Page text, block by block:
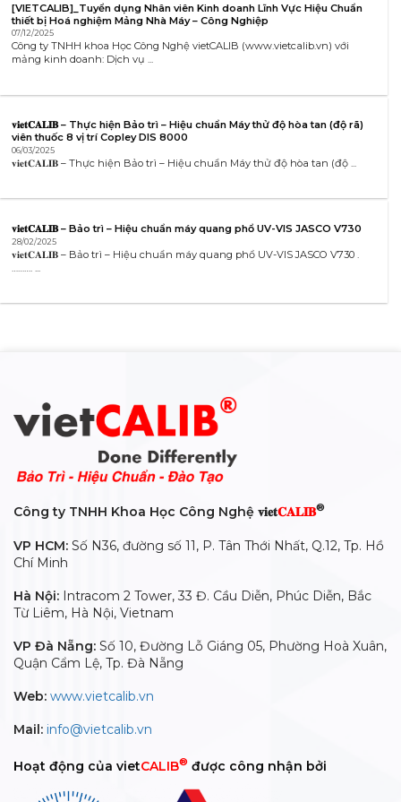
[VIETCALIB]_Tuyển dụng Nhân viên Kinh doanh Lĩnh Vực Hiệu Chuẩn
thiết bị Hoá nghiệm Mảng Nhà Máy – Công Nghiệp
07/12/2025
Công ty TNHH khoa Học Công Nghệ vietCALIB (www.vietcalib.vn) với
mảng kinh doanh: Dịch vụ ...
𝐯𝐢𝐞𝐭𝐂𝐀𝐋𝐈𝐁 – Thực hiện Bảo trì – Hiệu chuẩn Máy thử độ hòa tan (độ rã)
viên thuốc 8 vị trí Copley DIS 8000
06/03/2025
𝐯𝐢𝐞𝐭𝐂𝐀𝐋𝐈𝐁 – Thực hiện Bảo trì – Hiệu chuẩn Máy thử độ hòa tan (độ ...
𝐯𝐢𝐞𝐭𝐂𝐀𝐋𝐈𝐁 – Bảo trì – Hiệu chuẩn máy quang phổ UV-VIS JASCO V730
28/02/2025
𝐯𝐢𝐞𝐭𝐂𝐀𝐋𝐈𝐁 – Bảo trì – Hiệu chuẩn máy quang phổ UV-VIS JASCO V730 .
Công ty TNHH Khoa Học Công Nghệ 𝐯𝐢𝐞𝐭𝐂𝐀𝐋𝐈𝐁®
VP HCM: Số N36, đường số 11, P. Tân Thới Nhất, Q.12, Tp. Hồ
Chí Minh
Hà Nội: Intracom 2 Tower, 33 Đ. Cầu Diễn, Phúc Diễn, Bắc
Từ Liêm, Hà Nội, Vietnam
VP Đà Nẵng: Số 10, Đường Lỗ Giáng 05, Phường Hoà Xuân,
Quận Cẩm Lệ, Tp. Đà Nẵng
Web: www.vietcalib.vn
Mail: info@vietcalib.vn
Hoạt động của vietCALIB® được công nhận bởi